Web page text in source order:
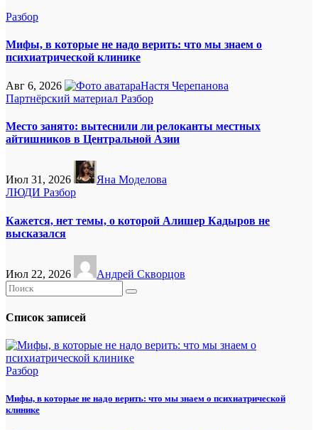
Разбор
Мифы, в которые не надо верить: что мы знаем о
психиатрической клинике
Авг 6, 2026
Настя Черепанова
Партнёрский материал Разбор
Место занято: вытеснили ли релоканты местных
айтишников в Центральной Азии
Июл 31, 2026
Яна Моделова
ЛЮДИ Разбор
Кажется, нет темы, о которой Алишер Кадыров не
высказался
Июл 22, 2026 Андрей Скворцов
Список записей
Разбор
Мифы, в которые не надо верить: что мы знаем о психиатрической
клинике